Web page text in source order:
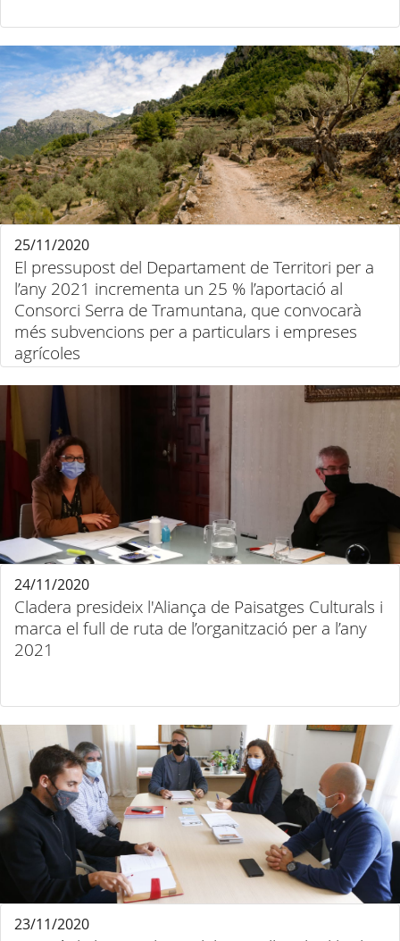
El pressupost del Departament de Territori per a
l’any 2021 incrementa un 25 % l’aportació al
Consorci Serra de Tramuntana, que convocarà
més subvencions per a particulars i empreses
agrícoles
25/11/2020
Cladera presideix l'Aliança de Paisatges Culturals i
marca el full de ruta de l’organització per a l’any
2021
24/11/2020
23/11/2020